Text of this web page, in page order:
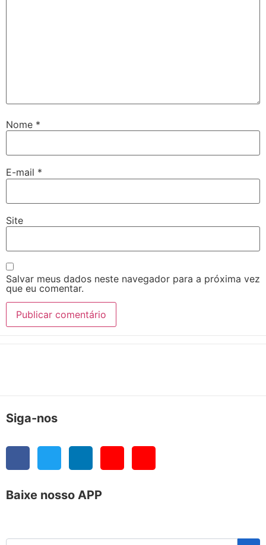
Nome *
E-mail *
Site
Salvar meus dados neste navegador para a próxima vez
que eu comentar.
Siga-nos
Baixe nosso APP